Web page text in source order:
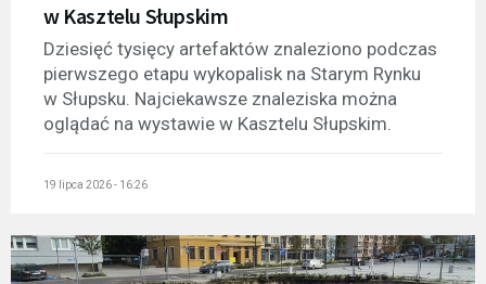
w Kasztelu Słupskim
Dziesięć tysięcy artefaktów znaleziono podczas
pierwszego etapu wykopalisk na Starym Rynku
w Słupsku. Najciekawsze znaleziska można
oglądać na wystawie w Kasztelu Słupskim.
19 lipca 2026 - 16:26